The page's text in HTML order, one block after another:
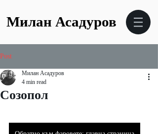
Милан Асадуров
Post
Созопол
Милан Асадуров
4 min read